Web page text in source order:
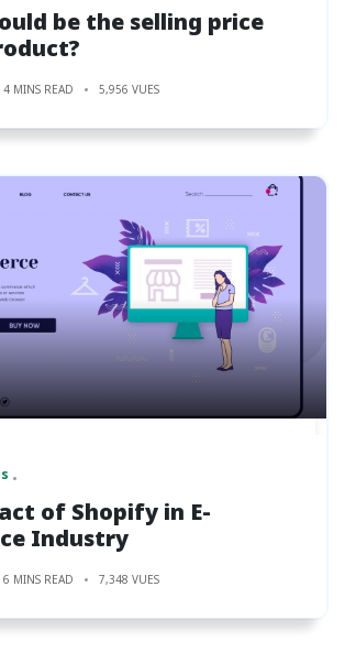
be the selling price
4 MINS READ 5,956 VUES
of Shopify in E-
Industry
6 MINS READ 7,348 VUES